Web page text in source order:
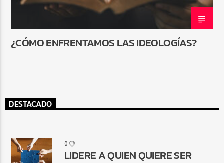
¿CÓMO ENFRENTAMOS LAS IDEOLOGÍAS?
DESTACADO
0
LIDERE A QUIEN QUIERE SER